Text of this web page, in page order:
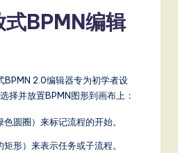
BPMN编辑
2.0编辑器专为初学者设
择并放置BPMN图形到画布上：
色圆圈）来标记流程的开始。
矩形）来表示任务或子流程。